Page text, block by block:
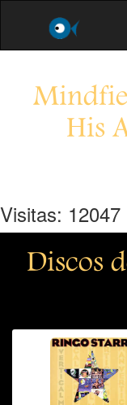
His
Visitas: 12047
Discos